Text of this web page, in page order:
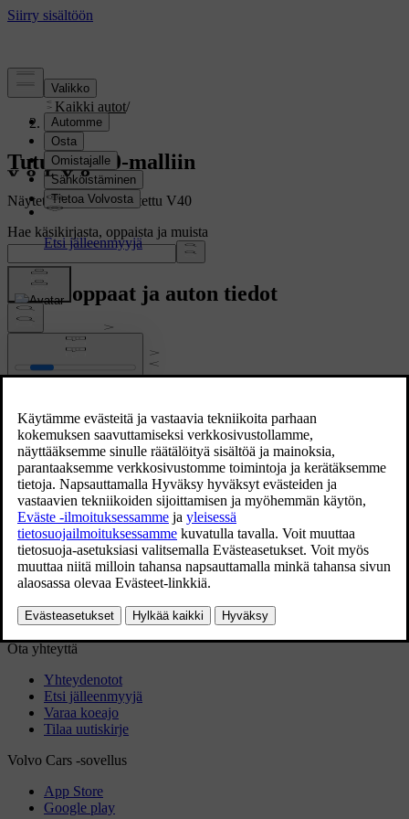
Tuki/
Kaikki autot/
V40 2019
Tutustu V40-malliin
Näytetään täysin varustettu V40
Hae käsikirjasta, oppaista ja muista
Käyttöoppaat ja auton tiedot
Ohjekirja
Auton ohjelmisto
Lataa sovellus
Lataa karttoja